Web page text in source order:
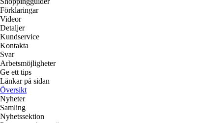
Förklaringar
Videor
Detaljer
Kundservice
Kontakta
Svar
Arbetsmöjligheter
Ge ett tips
Länkar på sidan
Översikt
Nyheter
Samling
Nyhetssektion